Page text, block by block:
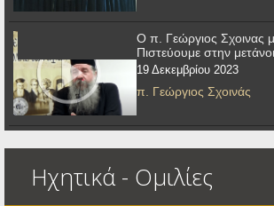
Ο π. Γεώργιος Σχοινας
Πιστεύουμε στην
19 Δεκεμβρίου 2023
π. Γεώργιος Σχοινάς
Ηχητικά - Ομιλίες